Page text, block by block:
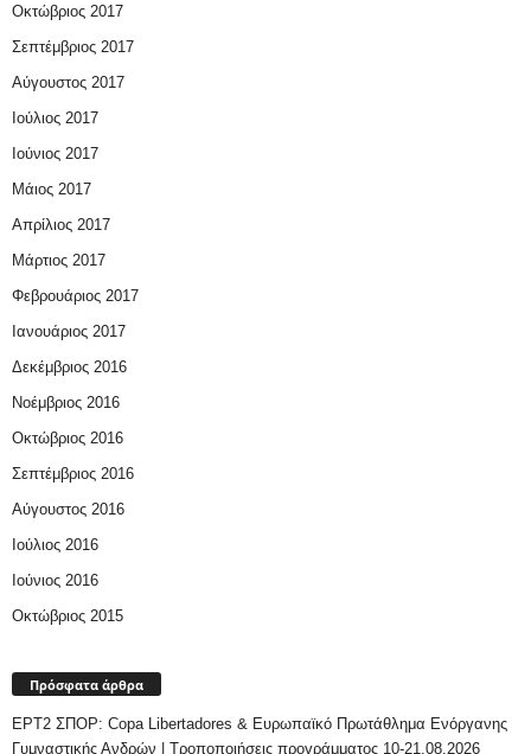
Οκτώβριος 2017
Σεπτέμβριος 2017
Αύγουστος 2017
Ιούλιος 2017
Ιούνιος 2017
Μάιος 2017
Απρίλιος 2017
Μάρτιος 2017
Φεβρουάριος 2017
Ιανουάριος 2017
Δεκέμβριος 2016
Νοέμβριος 2016
Οκτώβριος 2016
Σεπτέμβριος 2016
Αύγουστος 2016
Ιούλιος 2016
Ιούνιος 2016
Οκτώβριος 2015
Πρόσφατα άρθρα
ΕΡΤ2 ΣΠΟΡ: Copa Libertadores & Ευρωπαϊκό Πρωτάθλημα Ενόργανης
Γυμναστικής Ανδρών | Τροποποιήσεις προγράμματος 10-21.08.2026